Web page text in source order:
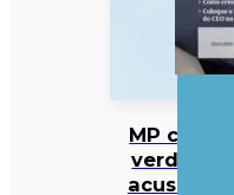
MP cabo-
verdiano
acusa ex-